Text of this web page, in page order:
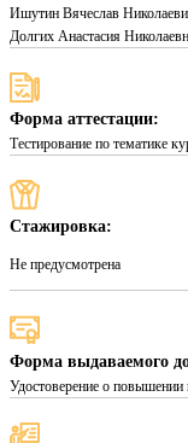
Ишутин Вячеслав
Долгих Анастасия
Форма аттестации:
Тестирование по тематике
Стажировка:
Не предусмотрена
Форма выдаваемого
Удостоверение о повышении